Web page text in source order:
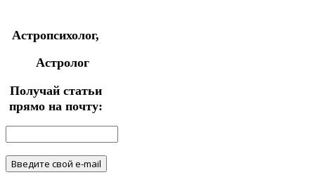
Астропсихолог,
Астролог
Получай статьи
прямо на почту: